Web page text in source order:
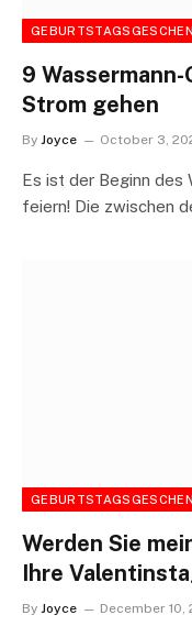
9
Strom gehen
By Joyce October 3,
Es ist der Beginn des
feiern! Die zwischen
Werden Sie
Ihre
By Joyce December 10,